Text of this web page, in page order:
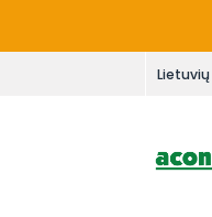
Lietuvių